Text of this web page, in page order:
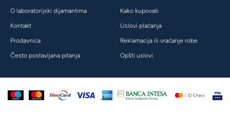
O laboratorijski dijamantima
Kontakt
Prodavnica
Često postavljana pitanja
Kako kupovati
Uslovi plaćanja
Reklamacija ili vraćanje robe
Opšti uslovi